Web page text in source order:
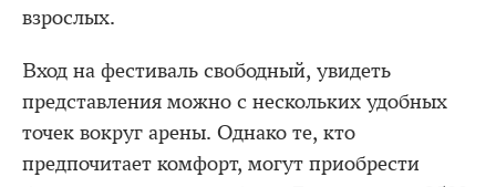
взрослых.
Вход на фестиваль свободный, увидеть
представления можно с нескольких удобных
точек вокруг арены. Однако те, кто
предпочитает комфорт, могут приобрести